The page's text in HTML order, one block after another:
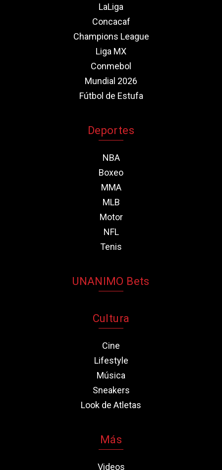
LaLiga
Concacaf
Champions League
Liga MX
Conmebol
Mundial 2026
Fútbol de Estufa
Deportes
NBA
Boxeo
MMA
MLB
Motor
NFL
Tenis
UNANIMO Bets
Cultura
Cine
Lifestyle
Música
Sneakers
Look de Atletas
Más
Videos